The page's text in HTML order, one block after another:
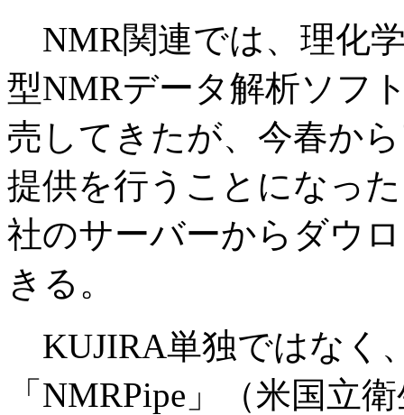
NMR関連では、理化
型NMRデータ解析ソフ
売してきたが、今春か
提供を行うことになっ
社のサーバーからダウ
きる。
KUJIRA単独ではなく
「NMRPipe」（米国立